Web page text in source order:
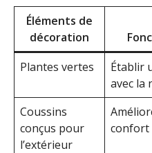
Éléments de
décoration
Plantes vertes
Établir
avec la
Coussins
conçus pour
l’extérieur
confort